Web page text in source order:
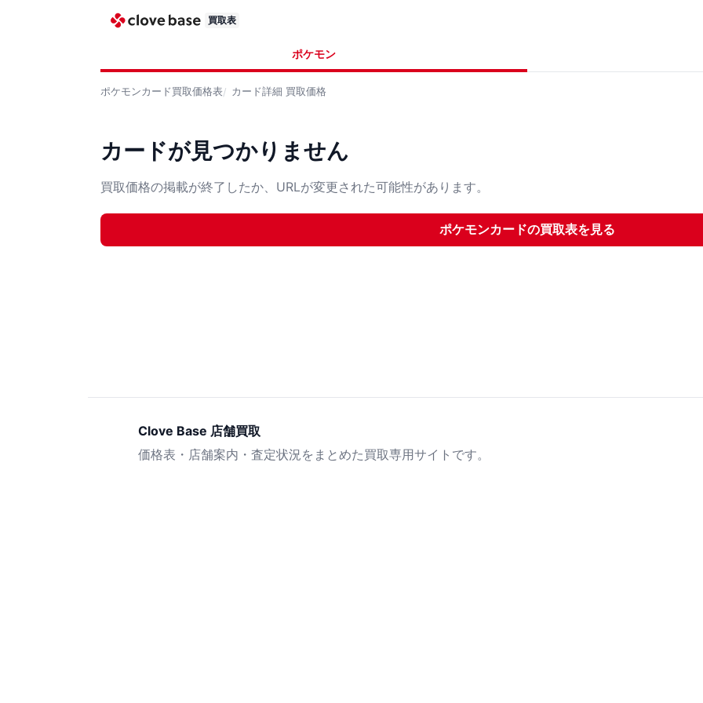
買取表
ポケモン
ポケモンカード買取価格表 カード詳細 買取価格
カードが見つかりません
買取価格の掲載が終了したか、URLが変更された可能性があります。
ポケモンカードの買取表を見る
Clove Base 店舗買取
価格表・店舗案内・査定状況をまとめた買取専用サイトです。